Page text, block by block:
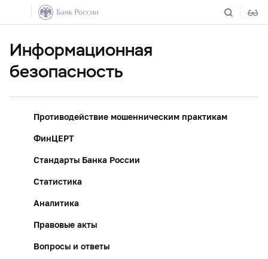
Информационная
безопасность
Противодействие мошенническим практикам
ФинЦЕРТ
Стандарты Банка России
Статистика
Аналитика
Правовые акты
Вопросы и ответы